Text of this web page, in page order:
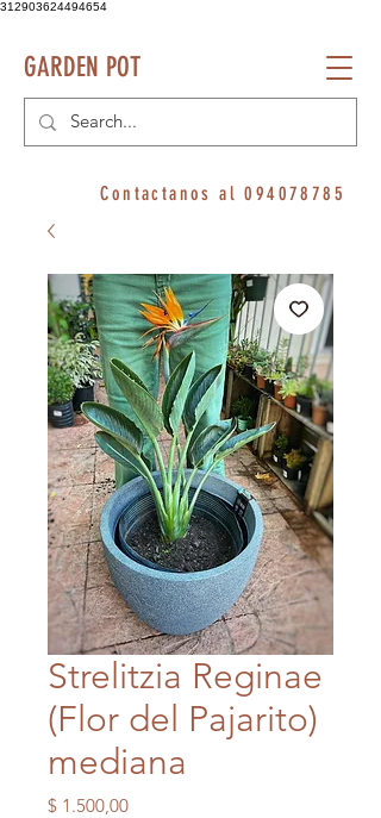
312903624494654
GARDEN POT
Contactanos al094078785
Strelitzia Reginae
(Flor del Pajarito)
mediana
$ 1.500,00Precio